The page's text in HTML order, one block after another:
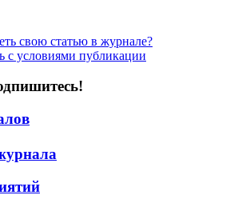
свою статью в журнале?
с условиями публикации